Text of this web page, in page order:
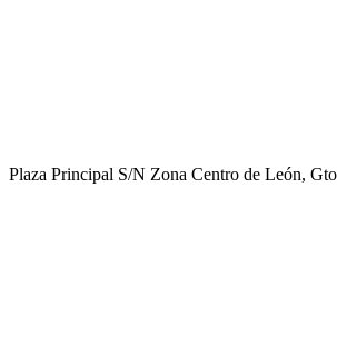
Plaza Principal S/N Zona Centro de León,